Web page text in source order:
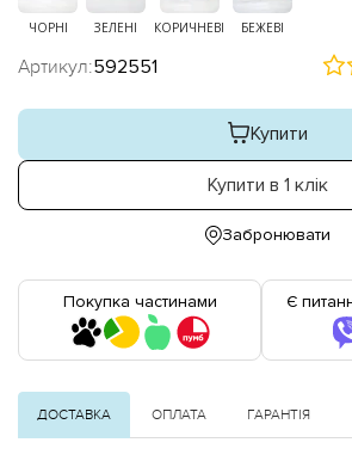
ЧОРНІ ЗЕЛЕНІ КОРИЧНЕВІ БЕЖЕВІ
Артикул:592551
Купити
Купити в 1 клік
Забронювати
Покупка частинами Є
ДОСТАВКА ОПЛАТА ГАРАНТІЯ